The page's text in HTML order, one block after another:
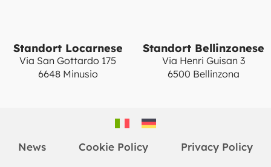
Standort Locarnese
Via San Gottardo 175
6648 Minusio
Standort Bellinzonese
Via Henri Guisan 3
6500 Bellinzona
News Cookie Policy Privacy Policy